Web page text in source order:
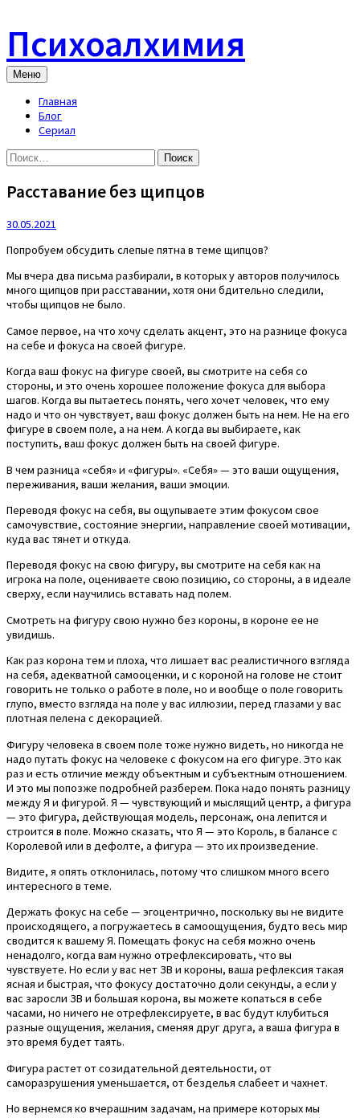
content
Психоалхимия
Меню
Главная
Блог
Сериал
Найти:
Расставание без щипцов
30.05.2021
Попробуем обсудить слепые пятна в теме щипцов?
Мы вчера два письма разбирали, в которых у авторов получилось
много щипцов при расставании, хотя они бдительно следили,
чтобы щипцов не было.
Самое первое, на что хочу сделать акцент, это на разнице фокуса
на себе и фокуса на своей фигуре.
Когда ваш фокус на фигуре своей, вы смотрите на себя со
стороны, и это очень хорошее положение фокуса для выбора
шагов. Когда вы пытаетесь понять, чего хочет человек, что ему
надо и что он чувствует, ваш фокус должен быть на нем. Не на его
фигуре в своем поле, а на нем. А когда вы выбираете, как
поступить, ваш фокус должен быть на своей фигуре.
В чем разница «себя» и «фигуры». «Себя» — это ваши ощущения,
переживания, ваши желания, ваши эмоции.
Переводя фокус на себя, вы ощупываете этим фокусом свое
самочувствие, состояние энергии, направление своей мотивации,
куда вас тянет и откуда.
Переводя фокус на свою фигуру, вы смотрите на себя как на
игрока на поле, оцениваете свою позицию, со стороны, а в идеале
сверху, если научились вставать над полем.
Смотреть на фигуру свою нужно без короны, в короне ее не
увидишь.
Как раз корона тем и плоха, что лишает вас реалистичного взгляда
на себя, адекватной самооценки, и с короной на голове не стоит
говорить не только о работе в поле, но и вообще о поле говорить
глупо, вместо взгляда на поле у вас иллюзии, перед глазами у вас
плотная пелена с декорацией.
Фигуру человека в своем поле тоже нужно видеть, но никогда не
надо путать фокус на человеке с фокусом на его фигуре. Это как
раз и есть отличие между объектным и субъектным отношением.
И это мы попозже подробней разберем. Пока надо понять разницу
между Я и фигурой. Я — чувствующий и мыслящий центр, а фигура
— это фигура, действующая модель, персонаж, она лепится и
строится в поле. Можно сказать, что Я — это Король, в балансе с
Королевой или в дефолте, а фигура — это их произведение.
Видите, я опять отклонилась, потому что слишком много всего
интересного в теме.
Держать фокус на себе — эгоцентрично, поскольку вы не видите
происходящего, а погружаетесь в самоощущения, будто весь мир
сводится к вашему Я. Помещать фокус на себя можно очень
ненадолго, когда вам нужно отрефлексировать, что вы
чувствуете. Но если у вас нет ЗВ и короны, ваша рефлексия такая
ясная и быстрая, что фокусу достаточно доли секунды, а если у
вас заросли ЗВ и большая корона, вы можете копаться в себе
часами, но ничего не отрефлексируете, в вас будут клубиться
разные ощущения, желания, сменяя друг друга, а ваша фигура в
это время будет таять.
Фигура растет от созидательной деятельности, от
саморазрушения уменьшается, от безделья слабеет и чахнет.
Но вернемся ко вчерашним задачам, на примере которых мы